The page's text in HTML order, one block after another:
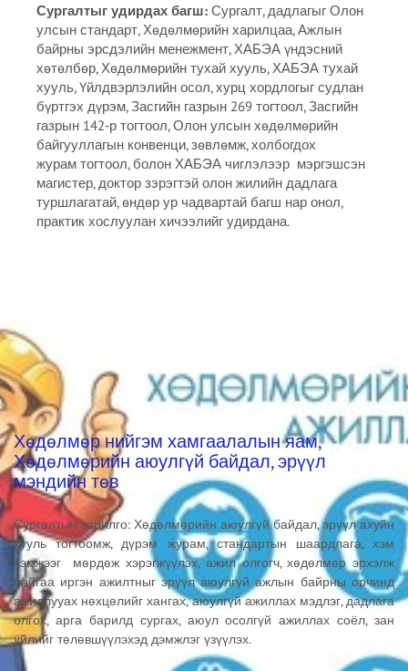
Сургалтыг удирдах багш: Сургалт, дадлагыг Олон
улсын стандарт, Хөдөлмөрийн харилцаа, Ажлын
байрны эрсдэлийн менежмент, ХАБЭА үндэсний
хөтөлбөр, Хөдөлмөрийн тухай хууль, ХАБЭА тухай
хууль, Үйлдвэрлэлийн осол, хурц хордлогыг судлан
бүртгэх дүрэм, Засгийн газрын 269 тогтоол, Засгийн
газрын 142-р тогтоол, Олон улсын хөдөлмөрийн
байгууллагын конвенци, зөвлөмж, холбогдох
журам тогтоол, болон ХАБЭА чиглэлээр мэргэшсэн
магистер, доктор зэрэгтэй олон жилийн дадлага
туршлагатай, өндөр ур чадвартай багш нар онол,
практик хослуулан хичээлийг удирдана.
Хөдөлмөр нийгэм хамгаалалын яам,
Хөдөлмөрийн аюулгүй байдал, эрүүл
мэндийн төв
Сургалтын зорилго: Хөдөлмөрийн аюулгүй байдал, эрүүл ахуйн
хууль тогтоомж, дүрэм журам, стандартын шаардлага, хэм
хэмжээг мөрдөж хэрэгжүүлэх, ажил олгогч, хөдөлмөр эрхэлж
байгаа иргэн ажилтныг эрүүл аюулгүй ажлын байрны орчинд
ажиллууах нөхцөлийг хангах, аюулгүй ажиллах мэдлэг, дадлага
олгох, арга барилд сургах, аюул осолгүй ажиллах соёл, зан
үйлийг төлөвшүүлэхэд дэмжлэг үзүүлэх.